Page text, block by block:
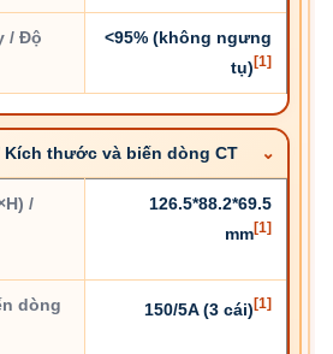
/ Độ
<95% (không ngưng
tụ) [1]
Kích thước và biến dòng CT
/
126.5*88.2*69.5
mm[1]
dòng
150/5A (3 cái) [1]